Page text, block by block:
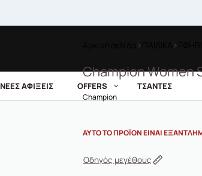
ΝΕΕΣ ΑΦΙΞΕΙΣ OFFERS ΤΣΑΝΤΕΣ
› ›
Champion Women
Champion
ΑΥΤΌ ΤΟ ΠΡΟΪΌΝ ΕΊΝΑΙ
Οδηγός μεγέθους